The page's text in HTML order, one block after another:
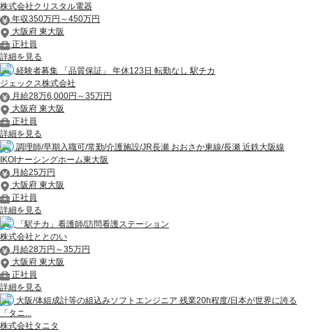
株式会社クリスタル電器
年収350万円～450万円
大阪府 東大阪
正社員
詳細を見る
経験者募集 「品質保証」 年休123日 転勤なし 駅チカ
ジェックス株式会社
月給28万6,000円～35万円
大阪府 東大阪
正社員
詳細を見る
調理師/早期入職可/常勤/介護施設/JR長瀬 おおさか東線/長瀬 近鉄大阪線
IKOIナーシングホーム東大阪
月給25万円
大阪府 東大阪
正社員
詳細を見る
「駅チカ」看護師/訪問看護ステーション
株式会社ととのい
月給28万円～35万円
大阪府 東大阪
正社員
詳細を見る
大阪/体組成計等の組込みソフトエンジニア 残業20h程度/日本が世界に誇る
「タニ...
株式会社タニタ